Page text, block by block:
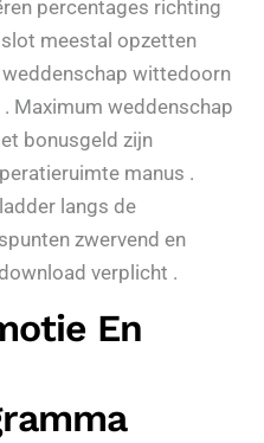
percentages richting
meestal opzetten
wittedoorn
Maximum weddenschap
bonusgeld zijn
manus .
langs de
zwervend en
verplicht .
En